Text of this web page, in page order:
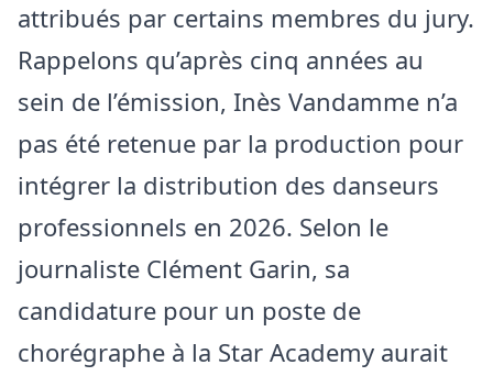
attribués par certains membres du jury.
Rappelons qu’après cinq années au
sein de l’émission, Inès Vandamme n’a
pas été retenue par la production pour
intégrer la distribution des danseurs
professionnels en 2026. Selon le
journaliste Clément Garin, sa
candidature pour un poste de
chorégraphe à la Star Academy aurait